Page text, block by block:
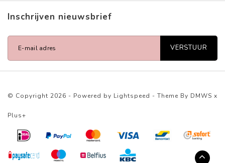
Inschrijven nieuwsbrief
VERSTUUR
© Copyright 2026 - Powered by Lightspeed - Theme By DMWS x
Plus+